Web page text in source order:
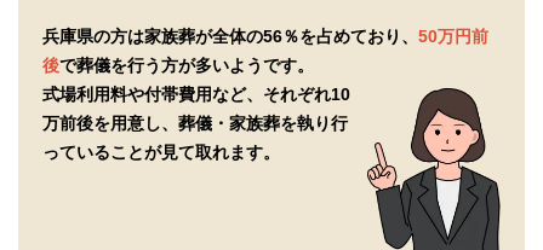
兵庫県の方は家族葬が全体の56％を占めており、 50万円前
後で葬儀を行う方が多いようです。
式場利用料や付帯費用など、それぞれ10
万前後を用意し、 葬儀・家族葬を執り行
っていることが見て取れます。